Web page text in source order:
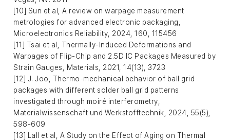
[10] Sun et al, A review on warpage measurement
metrologies for advanced electronic packaging,
Microelectronics Reliability, 2024, 160, 115456
[11] Tsai et al, Thermally-Induced Deformations and
Warpages of Flip-Chip and 2.5D IC Packages Measured by
Strain Gauges, Materials, 2021, 14(13), 3723
[12] J. Joo, Thermo-mechanical behavior of ball grid
packages with different solder ball grid patterns
investigated through moiré interferometry,
Materialwissenschaft und Werkstofftechnik, 2024, 55(5),
598-609
[13] Lall et al, A Study on the Effect of Aging on Thermal